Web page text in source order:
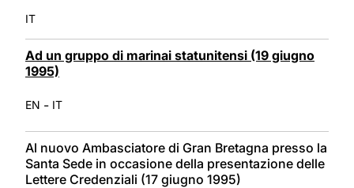
IT
Ad un gruppo di marinai statunitensi (19 giugno
1995)
EN - IT
Al nuovo Ambasciatore di Gran Bretagna presso la
Santa Sede in occasione della presentazione delle
Lettere Credenziali (17 giugno 1995)